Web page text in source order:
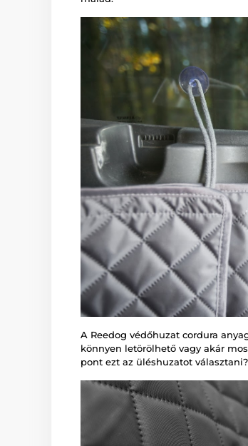
A Reedog védőhuzat cordura
könnyen letörölhető vagy akár
pont ezt az üléshuzatot választani?